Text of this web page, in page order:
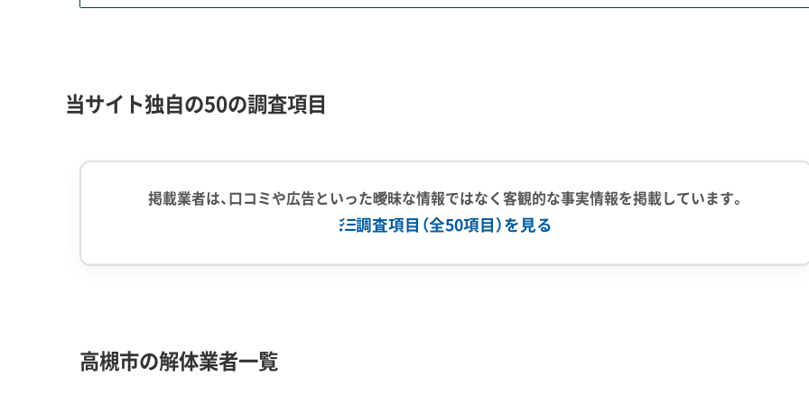
く、夜間に工事をせざるを得ないケースも多くあります。その分、人件費が割高になるうえ、隣のビルとの距離も
常に近いため、特殊な工法や厳重な養生（シートなどでの保護）が必要になり、業者には高い技術力が求められま
2018年の地震をきっかけに、特に危険なブロック塀の撤去に対して最大300万円という、全国的に見ても手厚
当サイト独自の50の調査項目
掲載業者は、口コミや広告といった曖昧な情報ではなく客観的な事実情報を掲載しています。
調査項目（全50項目）を見る
対応工事
高槻市の解体業者一覧